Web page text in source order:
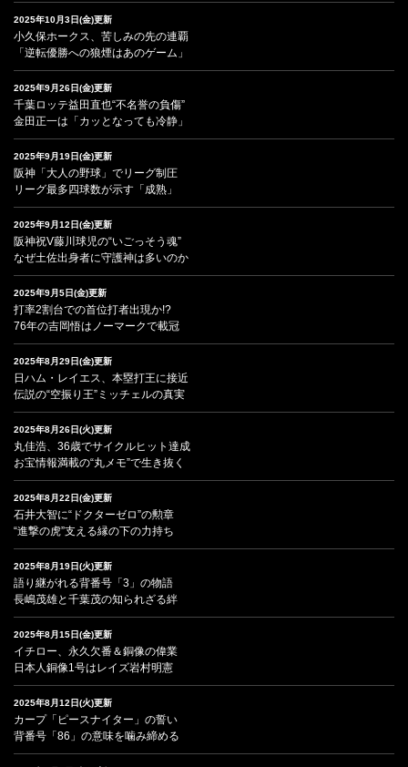
2025年10月3日(金)更新
小久保ホークス、苦しみの先の連覇
「逆転優勝への狼煙はあのゲーム」
2025年9月26日(金)更新
千葉ロッテ益田直也“不名誉の負傷”
金田正一は「カッとなっても冷静」
2025年9月19日(金)更新
阪神「大人の野球」でリーグ制圧
リーグ最多四球数が示す「成熟」
2025年9月12日(金)更新
阪神祝V藤川球児の“いごっそう魂”
なぜ土佐出身者に守護神は多いのか
2025年9月5日(金)更新
打率2割台での首位打者出現か!?
76年の吉岡悟はノーマークで載冠
2025年8月29日(金)更新
日ハム・レイエス、本塁打王に接近
伝説の“空振り王”ミッチェルの真実
2025年8月26日(火)更新
丸佳浩、36歳でサイクルヒット達成
お宝情報満載の“丸メモ”で生き抜く
2025年8月22日(金)更新
石井大智に“ドクターゼロ”の勲章
“進撃の虎”支える縁の下の力持ち
2025年8月19日(火)更新
語り継がれる背番号「3」の物語
長嶋茂雄と千葉茂の知られざる絆
2025年8月15日(金)更新
イチロー、永久欠番＆銅像の偉業
日本人銅像1号はレイズ岩村明憲
2025年8月12日(火)更新
カープ「ピースナイター」の誓い
背番号「86」の意味を噛み締める